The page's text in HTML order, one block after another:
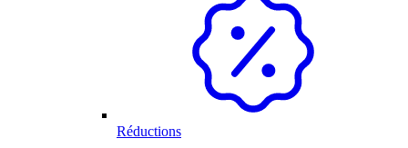
Réductions